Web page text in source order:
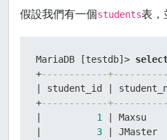
假設我們有一個students表，
MariaDB [testdb] >
+------------
student_id
+------------
1
3